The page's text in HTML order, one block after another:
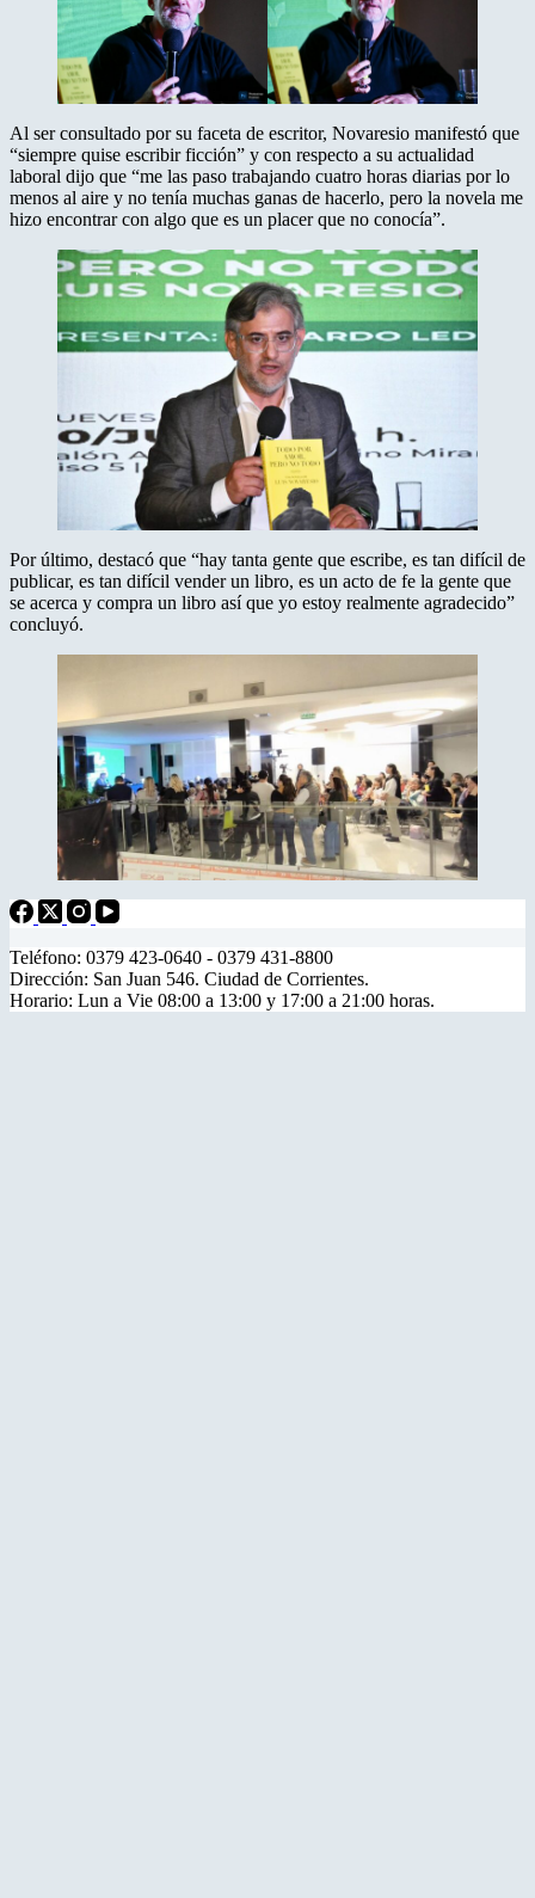
Al ser consultado por su faceta de escritor, Novaresio manifestó que
“siempre quise escribir ficción” y con respecto a su actualidad
laboral dijo que “me las paso trabajando cuatro horas diarias por lo
menos al aire y no tenía muchas ganas de hacerlo, pero la novela me
hizo encontrar con algo que es un placer que no conocía”.
Por último, destacó que “hay tanta gente que escribe, es tan difícil de
publicar, es tan difícil vender un libro, es un acto de fe la gente que
se acerca y compra un libro así que yo estoy realmente agradecido”
concluyó.
Teléfono: 0379 423-0640 - 0379 431-8800
Dirección: San Juan 546. Ciudad de Corrientes.
Horario: Lun a Vie 08:00 a 13:00 y 17:00 a 21:00 horas.